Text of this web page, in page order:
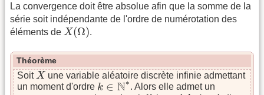
La convergence doit être absolue afin que la somme de la
série soit indépendante de l'ordre de numérotation des
éléments de X(Ω)
X(Ω) .
Théorème
SoitX
X une variable aléatoire discrète infinie admettant
un moment d'ordre k ∈ N∗
k∈N∗. Alors elle admet un